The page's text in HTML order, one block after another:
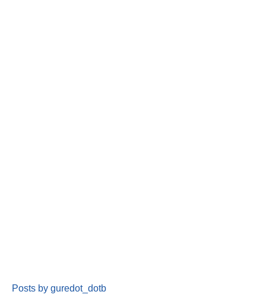
Posts by guredot_dotb